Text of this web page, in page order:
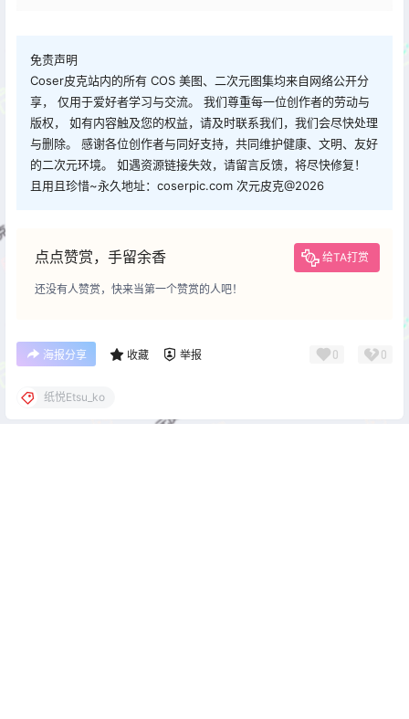
免责声明
Coser皮克站内的所有 COS 美图、二次元图集均来自网络公开分
享， 仅用于爱好者学习与交流。 我们尊重每一位创作者的劳动与
版权， 如有内容触及您的权益，请及时联系我们，我们会尽快处理
与删除。 感谢各位创作者与同好支持，共同维护健康、文明、友好
的二次元环境。 如遇资源链接失效，请留言反馈，将尽快修复！
且用且珍惜~永久地址：coserpic.com 次元皮克@2026
点点赞赏，手留余香 给TA打赏
还没有人赞赏，快来当第一个赞赏的人吧！
海报分享 收藏 举报 0 0
纸悦Etsu_ko